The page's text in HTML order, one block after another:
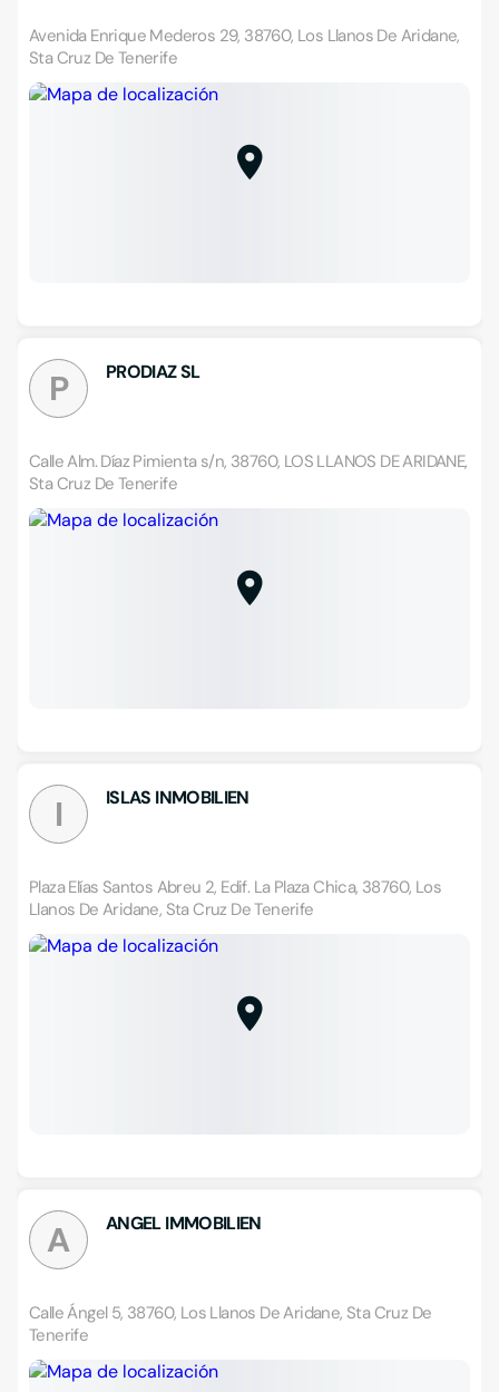
Avenida Enrique Mederos 29, 38760, Los Llanos De Aridane,
Sta Cruz De Tenerife
P PRODIAZ SL
Calle Alm. Díaz Pimienta s/n, 38760, LOS LLANOS DE ARIDANE,
Sta Cruz De Tenerife
I ISLAS INMOBILIEN
Plaza Elías Santos Abreu 2, Edif. La Plaza Chica, 38760, Los
Llanos De Aridane, Sta Cruz De Tenerife
A ANGEL IMMOBILIEN
Calle Ángel 5, 38760, Los Llanos De Aridane, Sta Cruz De
Tenerife